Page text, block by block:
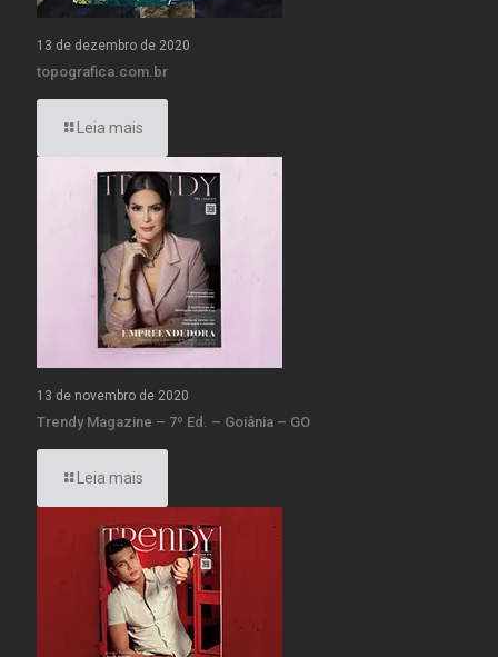
13 de dezembro de 2020
topografica.com.br
Leia mais
13 de novembro de 2020
Trendy Magazine – 7º Ed. – Goiânia – GO
Leia mais